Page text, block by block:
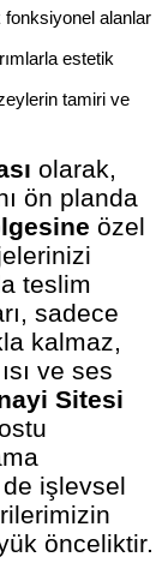
fonksiyonel alanlar
estetik
tamiri ve
olarak,
ön planda
özel
teslim
sadece
kalmaz,
ve ses
Sitesi
işlevsel
önceliktir.